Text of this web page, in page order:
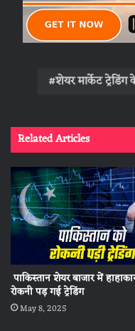
शेयर मार्केट
Related Articles
पाकिस्तान शेयर बाजार में
रोकनी पड़ गई ट्रेडिंग
May 8, 2025